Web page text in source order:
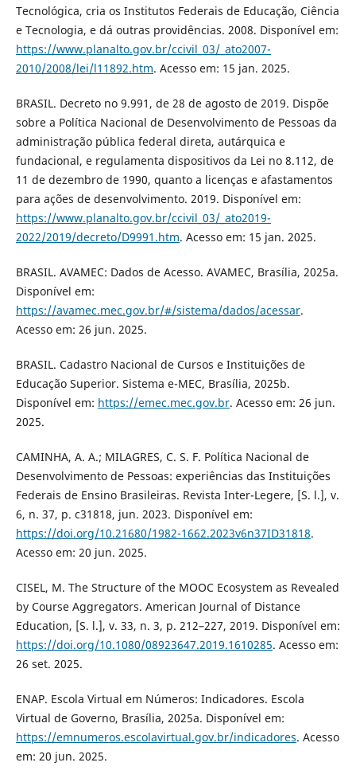
Tecnológica, cria os Institutos Federais de Educação, Ciência
e Tecnologia, e dá outras providências. 2008. Disponível em:
https://www.planalto.gov.br/ccivil_03/_ato2007-
2010/2008/lei/l11892.htm. Acesso em: 15 jan. 2025.
BRASIL. Decreto no 9.991, de 28 de agosto de 2019. Dispõe
sobre a Política Nacional de Desenvolvimento de Pessoas da
administração pública federal direta, autárquica e
fundacional, e regulamenta dispositivos da Lei no 8.112, de
11 de dezembro de 1990, quanto a licenças e afastamentos
para ações de desenvolvimento. 2019. Disponível em:
https://www.planalto.gov.br/ccivil_03/_ato2019-
2022/2019/decreto/D9991.htm. Acesso em: 15 jan. 2025.
BRASIL. AVAMEC: Dados de Acesso. AVAMEC, Brasília, 2025a.
Disponível em:
https://avamec.mec.gov.br/#/sistema/dados/acessar.
Acesso em: 26 jun. 2025.
BRASIL. Cadastro Nacional de Cursos e Instituições de
Educação Superior. Sistema e-MEC, Brasília, 2025b.
Disponível em: https://emec.mec.gov.br. Acesso em: 26 jun.
2025.
CAMINHA, A. A.; MILAGRES, C. S. F. Política Nacional de
Desenvolvimento de Pessoas: experiências das Instituições
Federais de Ensino Brasileiras. Revista Inter-Legere, [S. l.], v.
6, n. 37, p. c31818, jun. 2023. Disponível em:
https://doi.org/10.21680/1982-1662.2023v6n37ID31818.
Acesso em: 20 jun. 2025.
CISEL, M. The Structure of the MOOC Ecosystem as Revealed
by Course Aggregators. American Journal of Distance
Education, [S. l.], v. 33, n. 3, p. 212–227, 2019. Disponível em:
https://doi.org/10.1080/08923647.2019.1610285. Acesso em:
26 set. 2025.
ENAP. Escola Virtual em Números: Indicadores. Escola
Virtual de Governo, Brasília, 2025a. Disponível em:
https://emnumeros.escolavirtual.gov.br/indicadores. Acesso
em: 20 jun. 2025.